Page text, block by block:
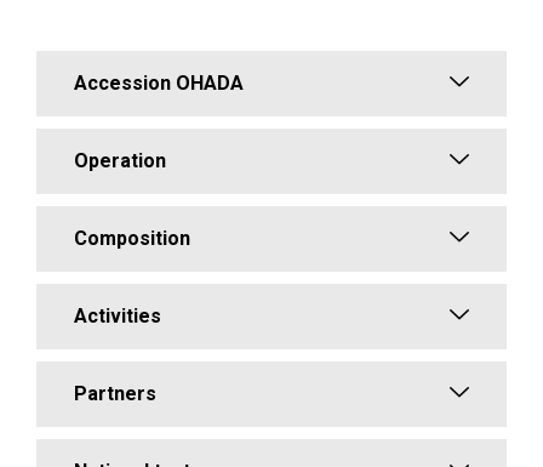
Accession OHADA
Operation
Composition
Activities
Partners